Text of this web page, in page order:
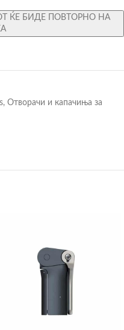
ЌЕ БИДЕ ПОВТОРНО НА
, Отворачи и капачиња за